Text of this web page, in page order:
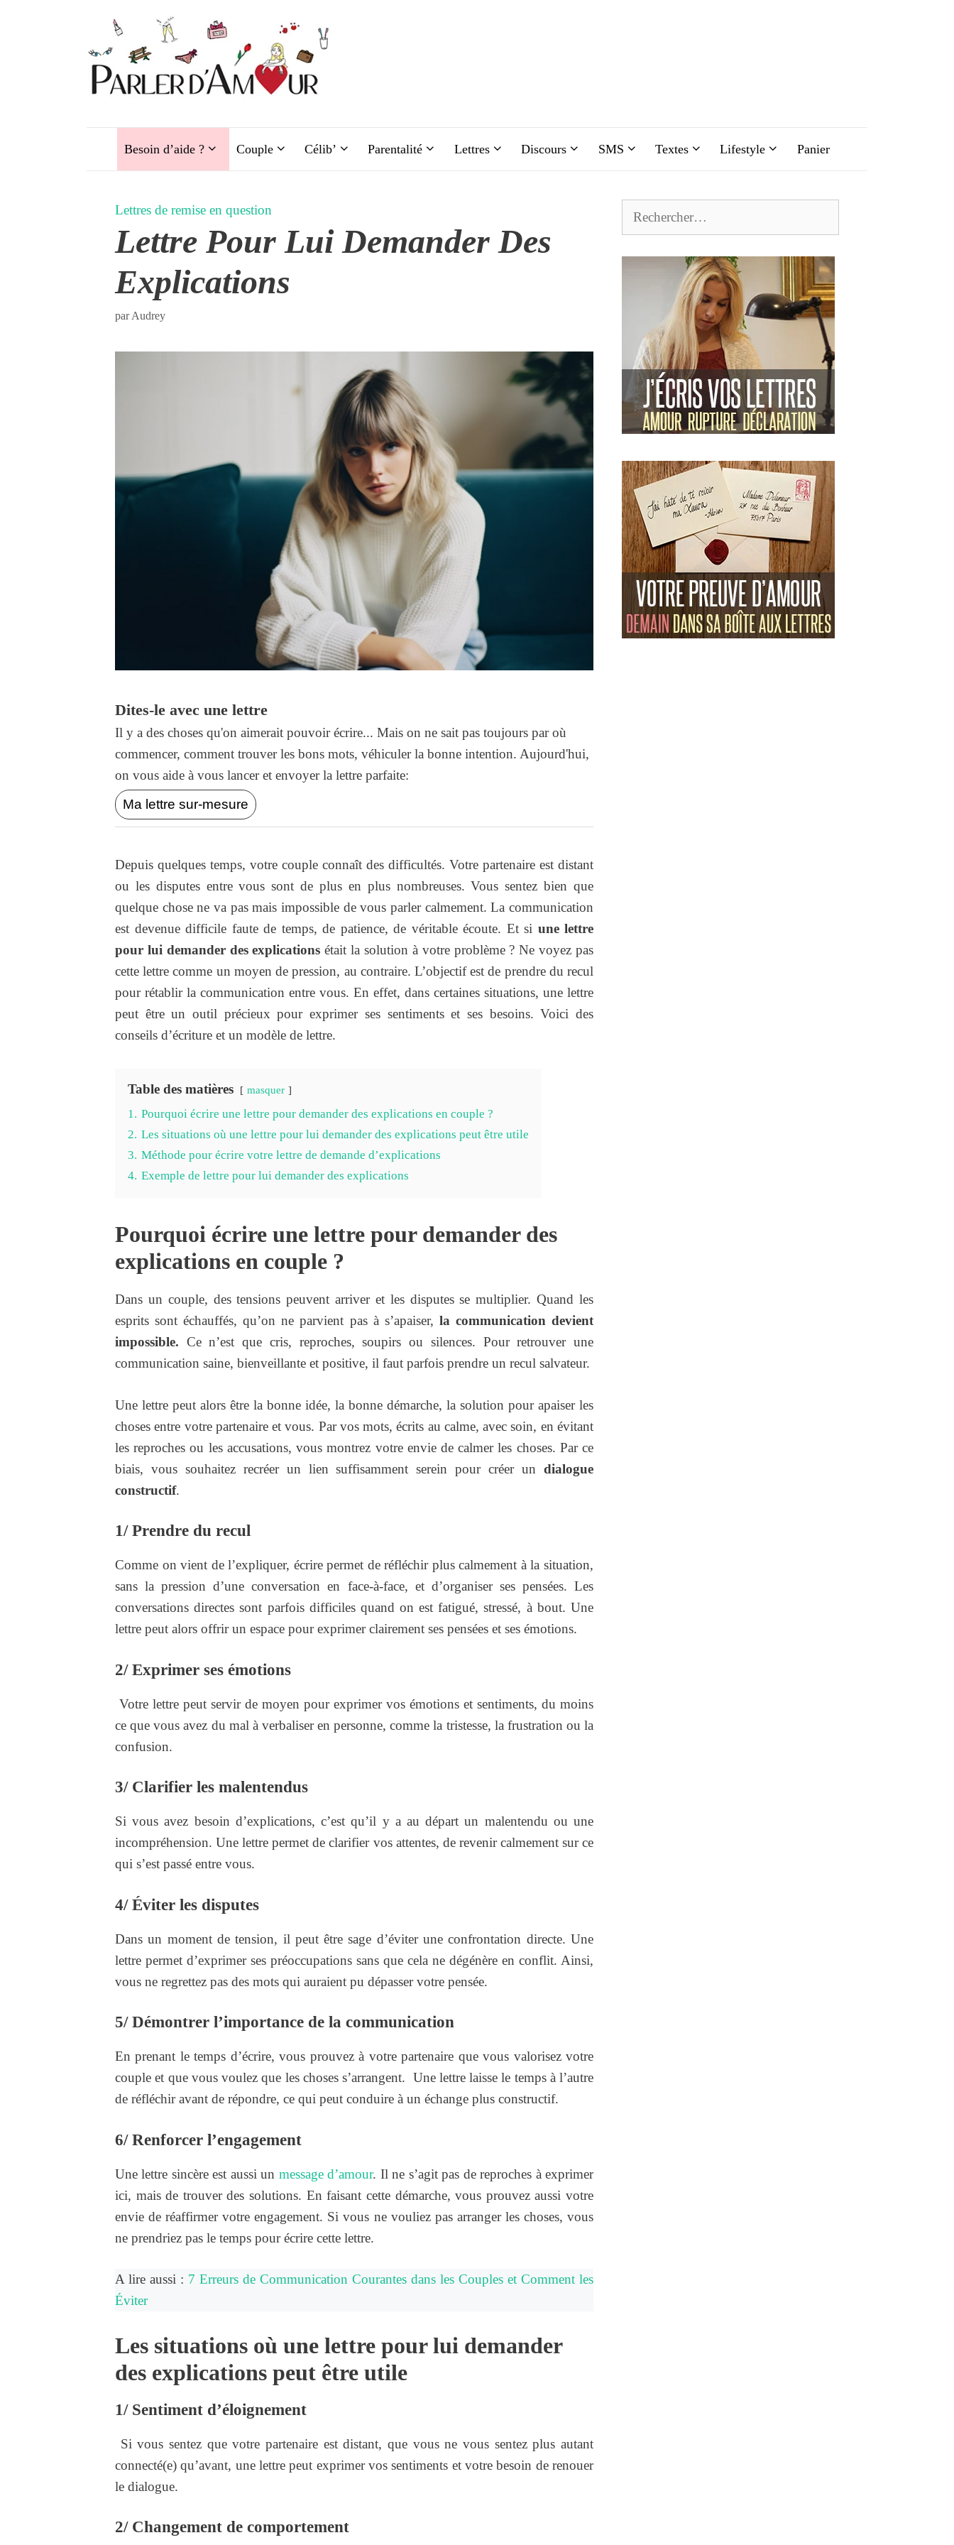
Besoin d’aide ? Couple Célib’ Parentalité Lettres Discours SMS Textes Lifestyle Panier
Lettres de remise en question
Lettre Pour Lui Demander Des
Explications
parAudrey
Dites-le avec une lettre
Il y a des choses qu'on aimerait pouvoir écrire... Mais on ne sait pas toujours par où
commencer, comment trouver les bons mots, véhiculer la bonne intention. Aujourd'hui,
on vous aide à vous lancer et envoyer la lettre parfaite:
Ma lettre sur-mesure
Depuis quelques temps, votre couple connaît des difficultés. Votre partenaire est distant
ou les disputes entre vous sont de plus en plus nombreuses. Vous sentez bien que
quelque chose ne va pas mais impossible de vous parler calmement. La communication
est devenue difficile faute de temps, de patience, de véritable écoute. Et si une lettre
pour lui demander des explications était la solution à votre problème ? Ne voyez pas
cette lettre comme un moyen de pression, au contraire. L’objectif est de prendre du recul
pour rétablir la communication entre vous. En effet, dans certaines situations, une lettre
peut être un outil précieux pour exprimer ses sentiments et ses besoins. Voici des
conseils d’écriture et un modèle de lettre.
Table des matières masquer
1. Pourquoi écrire une lettre pour demander des explications en couple ?
2. Les situations où une lettre pour lui demander des explications peut être utile
3. Méthode pour écrire votre lettre de demande d’explications
4. Exemple de lettre pour lui demander des explications
Pourquoi écrire une lettre pour demander des
explications en couple ?
Dans un couple, des tensions peuvent arriver et les disputes se multiplier. Quand les
esprits sont échauffés, qu’on ne parvient pas à s’apaiser, la communication devient
impossible. Ce n’est que cris, reproches, soupirs ou silences. Pour retrouver une
communication saine, bienveillante et positive, il faut parfois prendre un recul salvateur.
Une lettre peut alors être la bonne idée, la bonne démarche, la solution pour apaiser les
choses entre votre partenaire et vous. Par vos mots, écrits au calme, avec soin, en évitant
les reproches ou les accusations, vous montrez votre envie de calmer les choses. Par ce
biais, vous souhaitez recréer un lien suffisamment serein pour créer un dialogue
constructif.
1/ Prendre du recul
Comme on vient de l’expliquer, écrire permet de réfléchir plus calmement à la situation,
sans la pression d’une conversation en face-à-face, et d’organiser ses pensées. Les
conversations directes sont parfois difficiles quand on est fatigué, stressé, à bout. Une
lettre peut alors offrir un espace pour exprimer clairement ses pensées et ses émotions.
2/ Exprimer ses émotions
Votre lettre peut servir de moyen pour exprimer vos émotions et sentiments, du moins
ce que vous avez du mal à verbaliser en personne, comme la tristesse, la frustration ou la
confusion.
3/ Clarifier les malentendus
Si vous avez besoin d’explications, c’est qu’il y a au départ un malentendu ou une
incompréhension. Une lettre permet de clarifier vos attentes, de revenir calmement sur ce
qui s’est passé entre vous.
4/ Éviter les disputes
Dans un moment de tension, il peut être sage d’éviter une confrontation directe. Une
lettre permet d’exprimer ses préoccupations sans que cela ne dégénère en conflit. Ainsi,
vous ne regrettez pas des mots qui auraient pu dépasser votre pensée.
5/ Démontrer l’importance de la communication
En prenant le temps d’écrire, vous prouvez à votre partenaire que vous valorisez votre
couple et que vous voulez que les choses s’arrangent. Une lettre laisse le temps à l’autre
de réfléchir avant de répondre, ce qui peut conduire à un échange plus constructif.
6/ Renforcer l’engagement
Une lettre sincère est aussi un message d’amour. Il ne s’agit pas de reproches à exprimer
ici, mais de trouver des solutions. En faisant cette démarche, vous prouvez aussi votre
envie de réaffirmer votre engagement. Si vous ne vouliez pas arranger les choses, vous
ne prendriez pas le temps pour écrire cette lettre.
A lire aussi : 7 Erreurs de Communication Courantes dans les Couples et Comment les
Éviter
Les situations où une lettre pour lui demander
des explications peut être utile
1/ Sentiment d’éloignement
Si vous sentez que votre partenaire est distant, que vous ne vous sentez plus autant
connecté(e) qu’avant, une lettre peut exprimer vos sentiments et votre besoin de renouer
le dialogue.
2/ Changement de comportement